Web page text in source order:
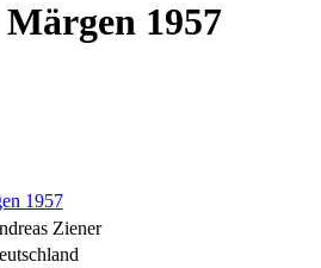
Märgen 1957
1957
Ziener